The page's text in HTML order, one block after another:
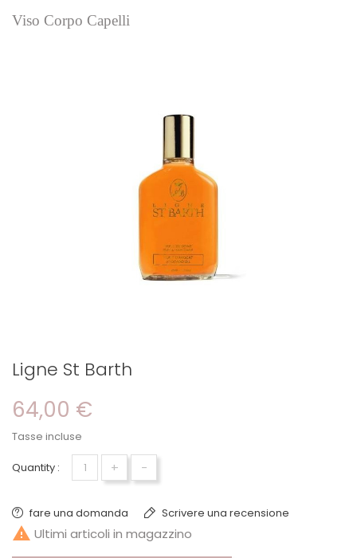
Viso Corpo Capelli
Ligne St Barth
64,00 €
Tasse incluse
Quantity : + -
fare una domanda Scrivere una recensione
 Ultimi articoli in magazzino